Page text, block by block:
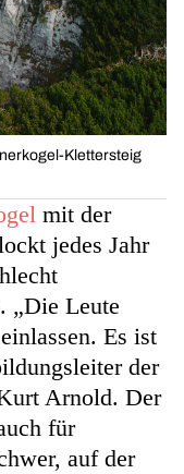
Klettersteig
mit der
jedes Jahr
„Die Leute
Es ist
der
Arnold. Der
für
auf der